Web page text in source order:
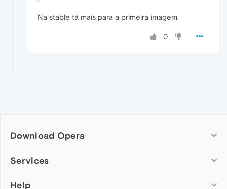
Na stable tá mais para a primeira imagem.
0
Download Opera
Computer browsers
Opera for Mac
Services
Add-ons
Help